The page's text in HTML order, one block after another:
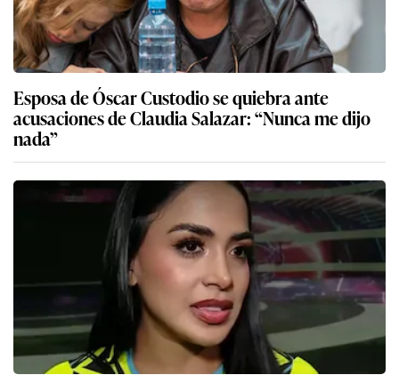
Esposa de Óscar Custodio se quiebra ante
acusaciones de Claudia Salazar: “Nunca me dijo
nada”